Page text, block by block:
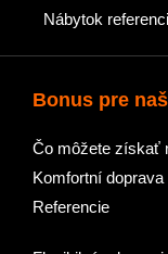
Nábytok
Bonus pre
Čo môžete získať
Komfortní doprava
Referencie